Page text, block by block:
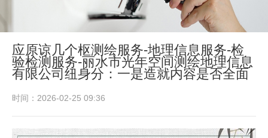
应原谅几个枢测绘服务-地理信息服务-检
验检测服务-丽水市光年空间测绘地理信息
有限公司纽身分：一是造就内容是否全面
时间：2026-02-25 09:36